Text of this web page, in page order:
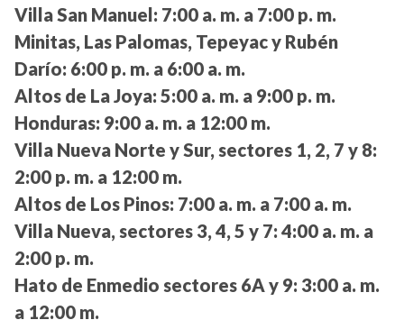
Villa San Manuel: 7:00 a. m. a 7:00 p. m.
Minitas, Las Palomas, Tepeyac y Rubén
Darío: 6:00 p. m. a 6:00 a. m.
Altos de La Joya: 5:00 a. m. a 9:00 p. m.
Honduras: 9:00 a. m. a 12:00 m.
Villa Nueva Norte y Sur, sectores 1, 2, 7 y 8:
2:00 p. m. a 12:00 m.
Altos de Los Pinos: 7:00 a. m. a 7:00 a. m.
Villa Nueva, sectores 3, 4, 5 y 7: 4:00 a. m. a
2:00 p. m.
Hato de Enmedio sectores 6A y 9: 3:00 a. m.
a 12:00 m.